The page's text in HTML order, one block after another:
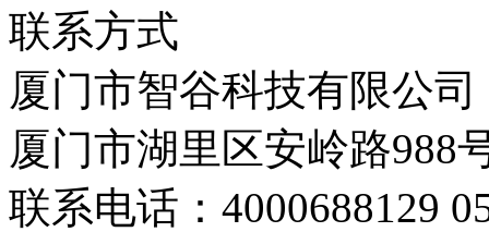
联系方式
厦门市智谷科技有限公司
厦门市湖里区安岭路988
联系电话：4000688129